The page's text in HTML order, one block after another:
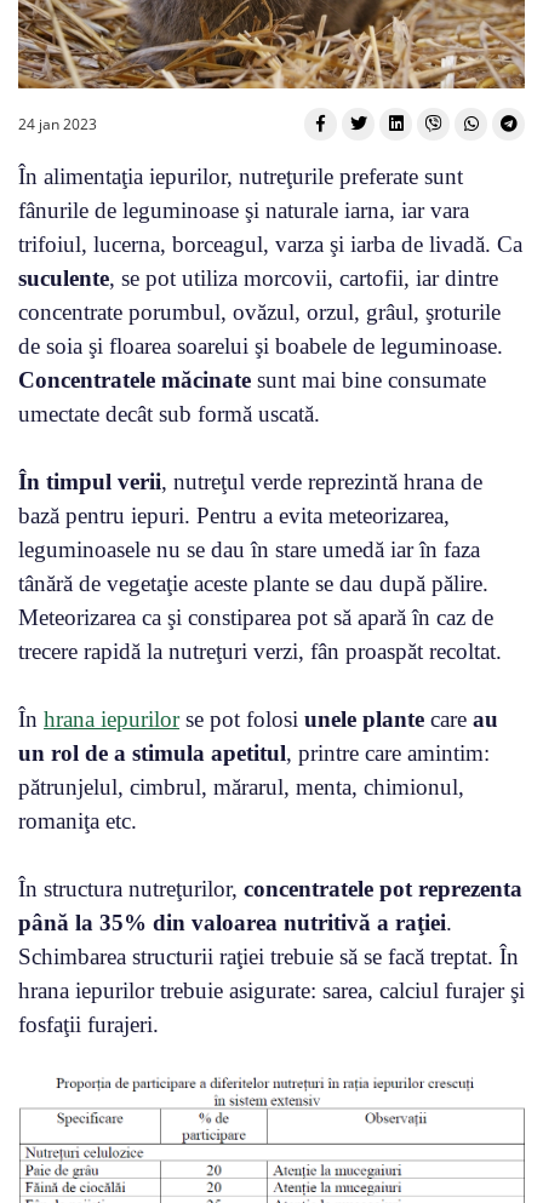
24 jan 2023
În alimentaţia iepurilor, nutreţurile preferate sunt
fânurile de leguminoase şi naturale iarna, iar vara
trifoiul, lucerna, borceagul, varza şi iarba de livadă. Ca
suculente, se pot utiliza morcovii, cartofii, iar dintre
concentrate porumbul, ovăzul, orzul, grâul, şroturile
de soia şi floarea soarelui şi boabele de leguminoase.
Concentratele măcinate sunt mai bine consumate
umectate decât sub formă uscată.
În timpul verii, nutreţul verde reprezintă hrana de
bază pentru iepuri. Pentru a evita meteorizarea,
leguminoasele nu se dau în stare umedă iar în faza
tânără de vegetaţie aceste plante se dau după pălire.
Meteorizarea ca şi constiparea pot să apară în caz de
trecere rapidă la nutreţuri verzi, fân proaspăt recoltat.
În hrana iepurilorse pot folosi unele plante care au
un rol de a stimula apetitul, printre care amintim:
pătrunjelul, cimbrul, mărarul, menta, chimionul,
romaniţa etc.
În structura nutreţurilor, concentratele pot reprezenta
până la 35% din valoarea nutritivă a raţiei.
Schimbarea structurii raţiei trebuie să se facă treptat. În
hrana iepurilor trebuie asigurate: sarea, calciul furajer şi
fosfaţii furajeri.